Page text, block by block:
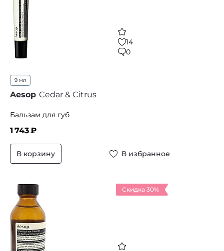
14
0
9 мл
Aesop Cedar & Citrus
Бальзам для губ
1 743₽
В корзину В избранное
Скидка 30%